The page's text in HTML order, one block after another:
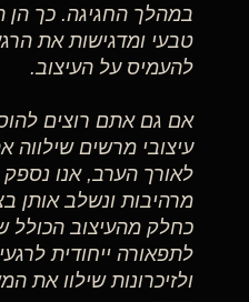
במהלך החגיגה. כך הן
טבעי ומדגישות את
להעמיס על העיצוב.
אם גם אתם רוצים
עיצובי מרשים שילווה
לאורך הערב, אנו
מרהיבות ונשלב אותן
כחלק מהעיצוב הכולל
לתפאורה ייחודית
ולזיכרונות שילוו את